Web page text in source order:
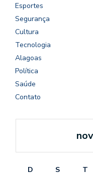
Esportes
Segurança
Cultura
Tecnologia
Alagoas
Política
Saúde
Contato
D S T